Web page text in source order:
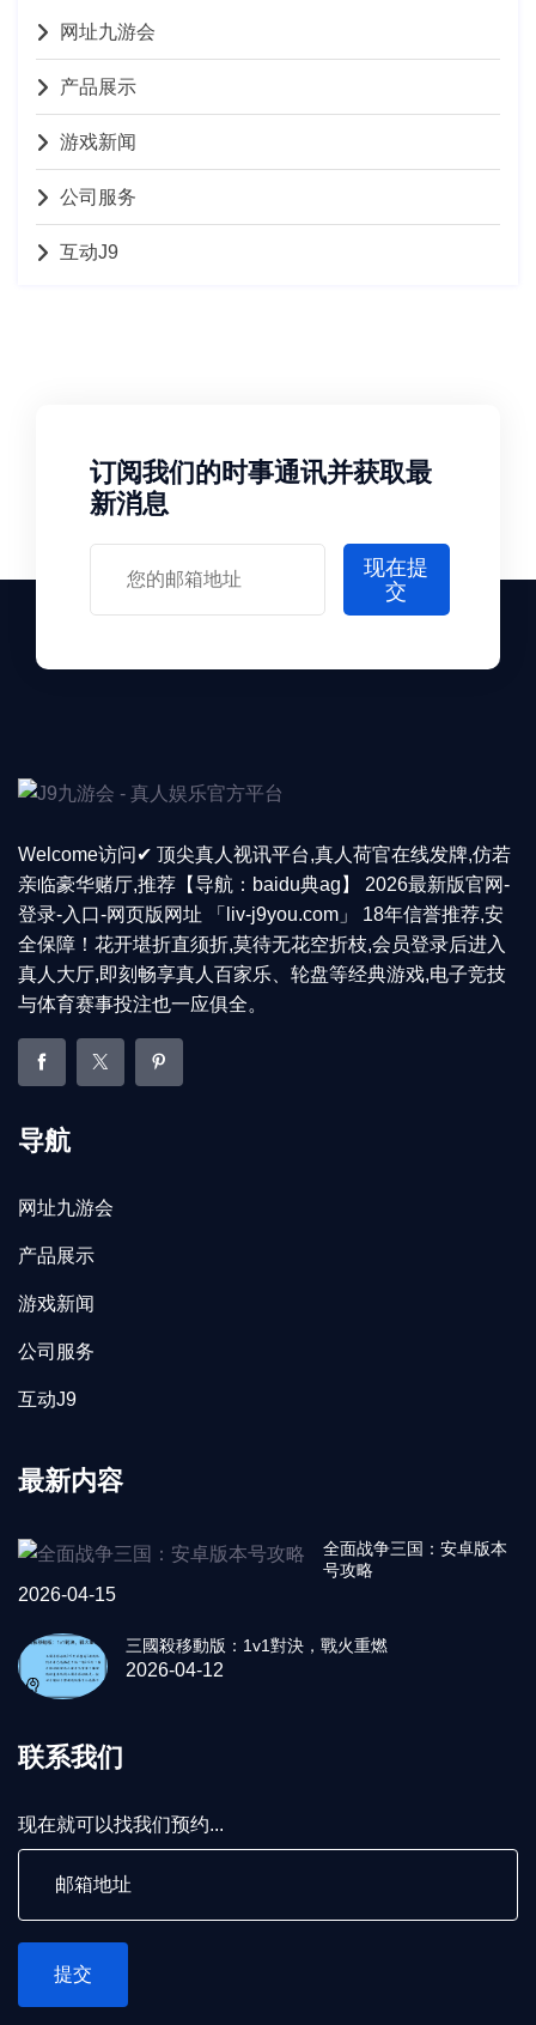
网址九游会
产品展示
游戏新闻
公司服务
互动J9
订阅我们的时事通讯并获取最
新消息
现在提
交
Welcome访问✔ 顶尖真人视讯平台,真人荷官在线发牌,仿若
亲临豪华赌厅,推荐【导航：baidu典ag】 2026最新版官网-
登录-入口-网页版网址 「liv-j9you.com」 18年信誉推荐,安
全保障！花开堪折直须折,莫待无花空折枝,会员登录后进入
真人大厅,即刻畅享真人百家乐、轮盘等经典游戏,电子竞技
与体育赛事投注也一应俱全。
导航
网址九游会
产品展示
游戏新闻
公司服务
互动J9
最新内容
全面战争三国：安卓版本
号攻略
2026-04-15
三國殺移動版：1v1對決，戰火重燃
2026-04-12
联系我们
现在就可以找我们预约...
提交